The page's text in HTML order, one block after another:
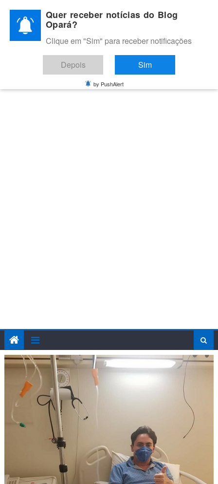
content
BLOG OPARÁ
Melhores notícias de Juazeiro, Petrolina e do Vale do São
Francisco
Quer receber notícias do Blog
Opará?
Clique em "Sim" para receber notificações
Depois Sim
by PushAlert